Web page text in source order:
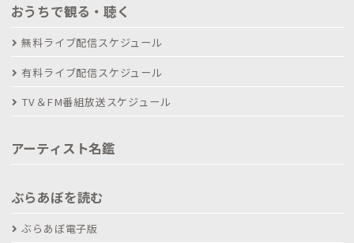
おうちで観る・聴く
無料ライブ配信スケジュール
有料ライブ配信スケジュール
TV＆FM番組放送スケジュール
アーティスト名鑑
ぶらあぼを読む
ぶらあぼ電子版